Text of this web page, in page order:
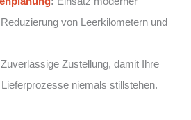
von Leerkilometern und
Zuverlässige Zustellung, damit Ihre
niemals stillstehen.